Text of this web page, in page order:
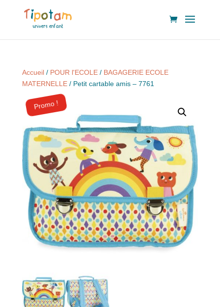
Accueil/ POUR l'ECOLE/ BAGAGERIE ECOLE
MATERNELLE/ Petit cartable amis – 7761
Promo !